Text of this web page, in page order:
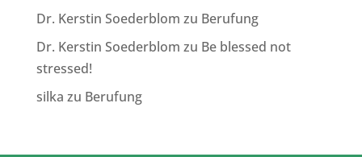
Dr. Kerstin Soederblom zu Berufung
Dr. Kerstin Soederblom zu Be blessed not
stressed!
silka zu Berufung